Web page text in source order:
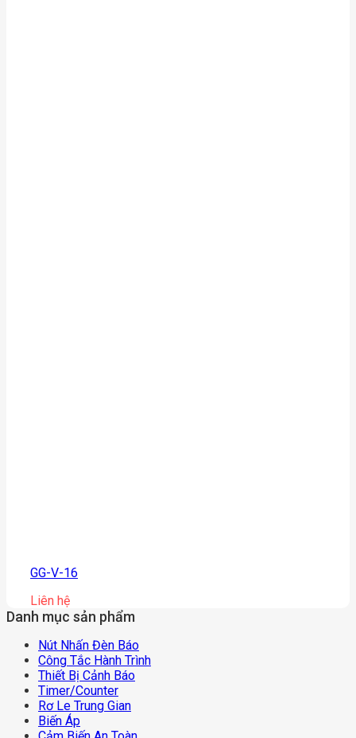
GG-V-16
Liên hệ
Danh mục sản phẩm
Nút Nhấn Đèn Báo
Công Tắc Hành Trình
Thiết Bị Cảnh Báo
Timer/counter
Rơ Le Trung Gian
Biến Áp